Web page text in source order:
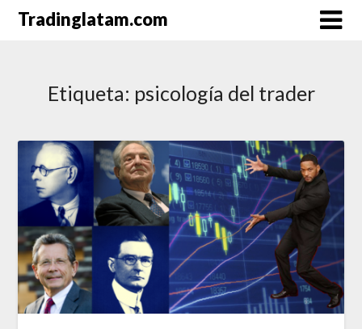
SaltarTradinglatam.com
Etiqueta: psicología del trader